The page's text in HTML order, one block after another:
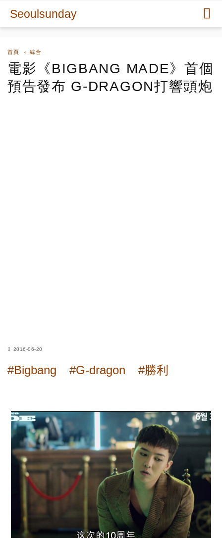
Seoulsunday
首頁 綜合
電影《BIGBANG MADE》首個
預告發布 G-DRAGON打響頭炮
2016-06-20
#Bigbang #G-dragon #勝利